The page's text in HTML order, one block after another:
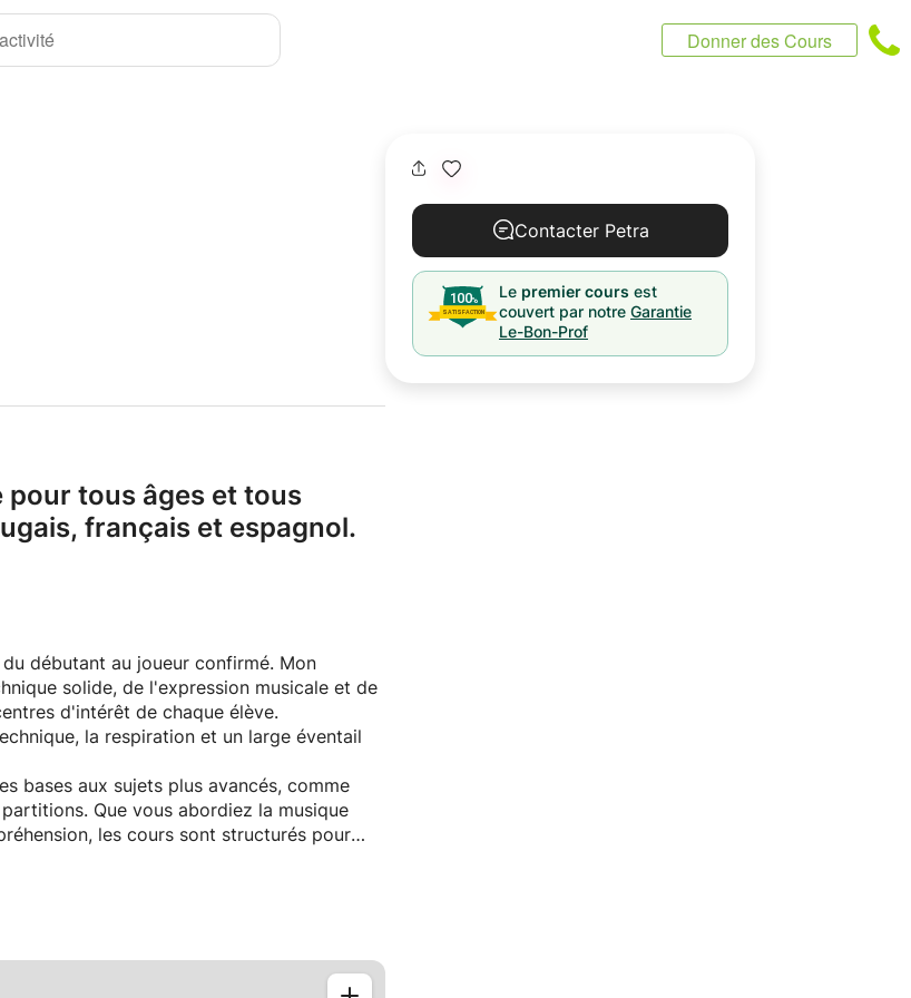
Donner des Cours
pour tous âges et tous
français et espagnol.
débutant au joueur confirmé. Mon
solide, de l'expression musicale et de
d'intérêt de chaque élève.
la respiration et un large éventail
bases aux sujets plus avancés, comme
Que vous abordiez la musique
les cours sont structurés pour
Contacter Petra
Le premier cours est
couvert par notre Garantie
Le-Bon-Prof